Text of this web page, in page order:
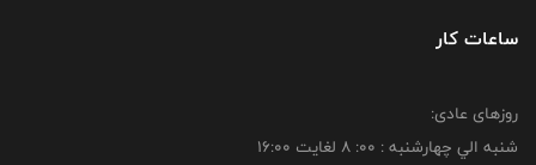
ساعات کار
روزهای عادی:
شنبه الي چهارشنبه : 00: 8 لغايت 16:00